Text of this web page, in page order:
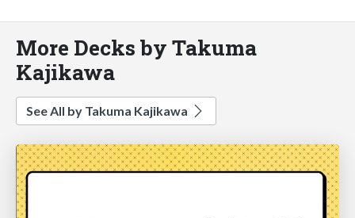
More Decks by Takuma
Kajikawa
See All by Takuma Kajikawa